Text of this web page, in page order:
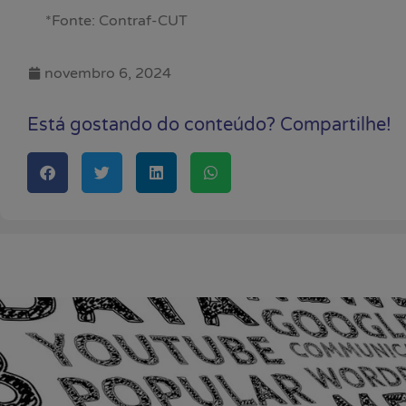
*Fonte: Contraf-CUT
novembro 6, 2024
Está gostando do conteúdo? Compartilhe!